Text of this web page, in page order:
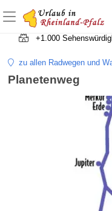
+1.500
+1.000
zu allen Radwegen und
Planetenweg